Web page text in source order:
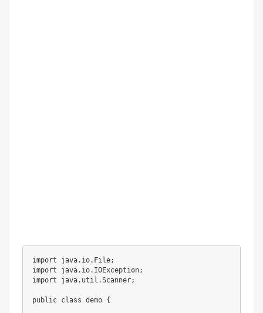
import java.io.File;
import java.io.IOException;
import java.util.Scanner;
public class demo {